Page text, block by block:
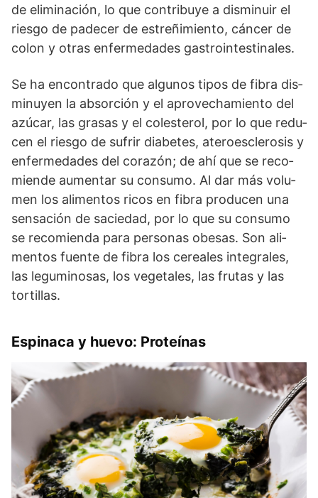
de eli­mi­na­ción, lo que con­tri­bu­ye a dis­mi­nuir el
ries­go de pa­de­cer de es­tre­ñi­mien­to, cán­cer de
co­lon y otras en­fer­me­da­des gastrointes­ti­na­les.
Se ha en­con­tra­do que al­gu­nos ti­pos de fi­bra dis­
mi­nu­yen la ab­sorción y el apro­ve­cha­mien­to del
azú­car, las gra­sas y el co­les­te­rol, por lo que re­du­
cen el ries­go de su­frir dia­be­tes, ate­roes­cle­ro­sis y
en­fer­me­da­des del co­ra­zón; de ahí que se re­co­
mien­de au­men­tar su con­su­mo. Al dar más vo­lu­
men los ali­mentos ri­cos en fi­bra pro­du­cen una
sensa­ción de saciedad, por lo que su con­su­mo
se re­co­mien­da pa­ra per­sonas obe­sas. Son ali­
men­tos fuen­te de fi­bra los ce­rea­les in­te­gra­les,
las le­gu­mi­no­sas, los ve­ge­ta­les, las fru­tas y las
tor­ti­llas.
Espinaca y huevo: Proteínas